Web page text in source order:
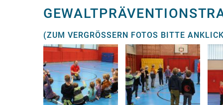
(ZUM VERGRÖSSERN FOTOS BITTE